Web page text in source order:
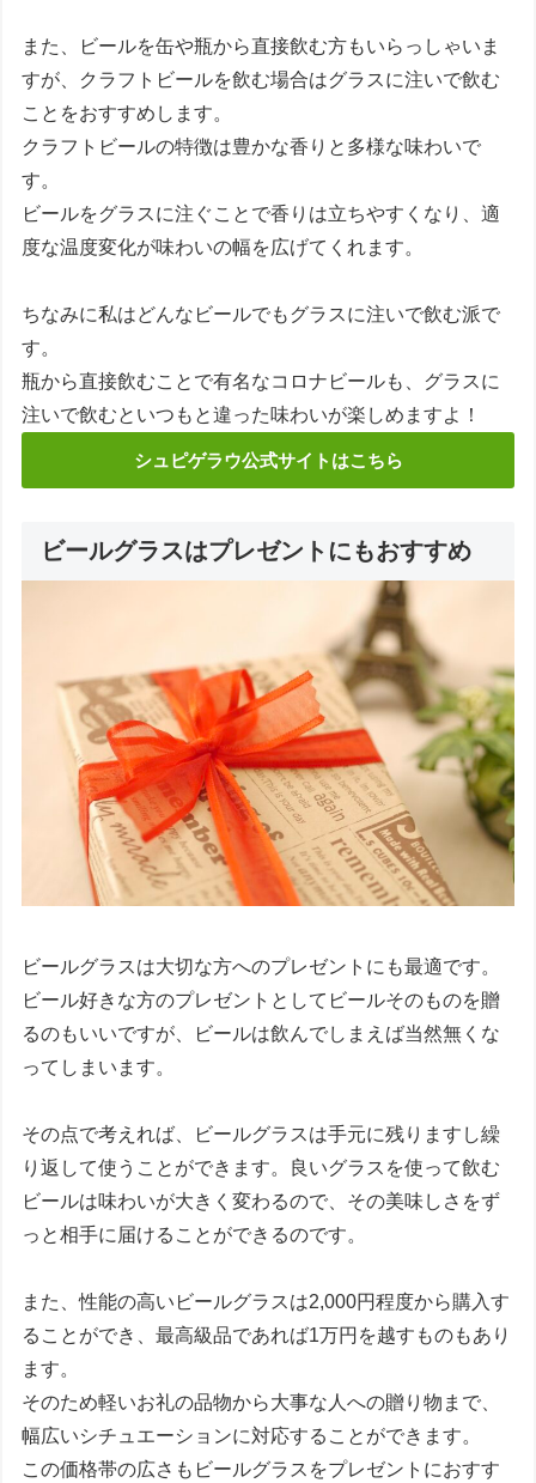
また、ビールを缶や瓶から直接飲む方もいらっしゃいま
すが、クラフトビールを飲む場合はグラスに注いで飲む
ことをおすすめします。
クラフトビールの特徴は豊かな香りと多様な味わいで
す。
ビールをグラスに注ぐことで香りは立ちやすくなり、適
度な温度変化が味わいの幅を広げてくれます。
ちなみに私はどんなビールでもグラスに注いで飲む派で
す。
瓶から直接飲むことで有名なコロナビールも、グラスに
注いで飲むといつもと違った味わいが楽しめますよ！
シュピゲラウ公式サイトはこちら
ビールグラスはプレゼントにもおすすめ
ビールグラスは大切な方へのプレゼントにも最適です。
ビール好きな方のプレゼントとしてビールそのものを贈
るのもいいですが、ビールは飲んでしまえば当然無くな
ってしまいます。
その点で考えれば、ビールグラスは手元に残りますし繰
り返して使うことができます。良いグラスを使って飲む
ビールは味わいが大きく変わるので、その美味しさをず
っと相手に届けることができるのです。
また、性能の高いビールグラスは2,000円程度から購入す
ることができ、最高級品であれば1万円を越すものもあり
ます。
そのため軽いお礼の品物から大事な人への贈り物まで、
幅広いシチュエーションに対応することができます。
この価格帯の広さもビールグラスをプレゼントにおすす